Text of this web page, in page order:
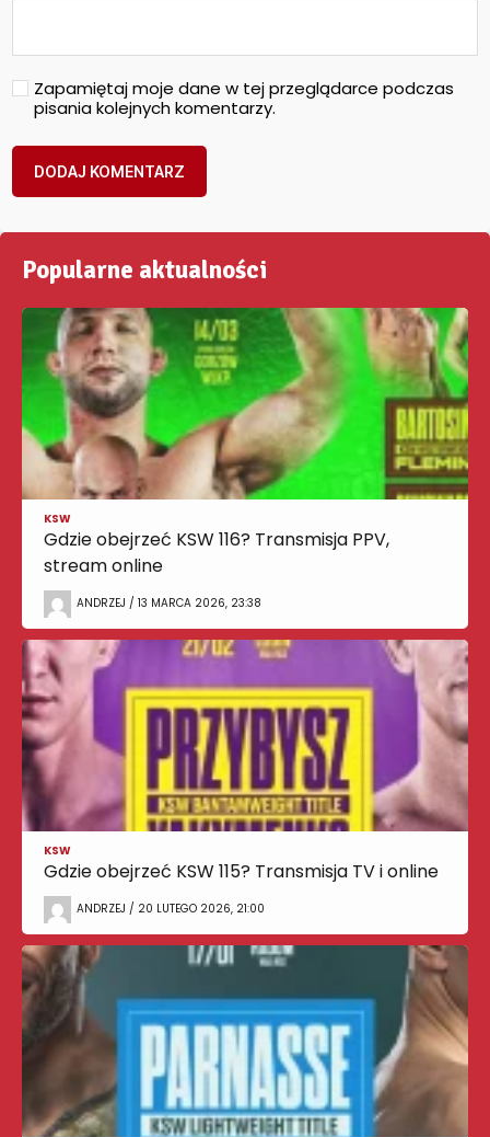
Zapamiętaj moje dane w tej przeglądarce podczas
pisania kolejnych komentarzy.
Popularne aktualności
KSW
Gdzie obejrzeć KSW 116? Transmisja PPV,
stream online
ANDRZEJ / 13 MARCA 2026, 23:38
KSW
Gdzie obejrzeć KSW 115? Transmisja TV i online
ANDRZEJ / 20 LUTEGO 2026, 21:00